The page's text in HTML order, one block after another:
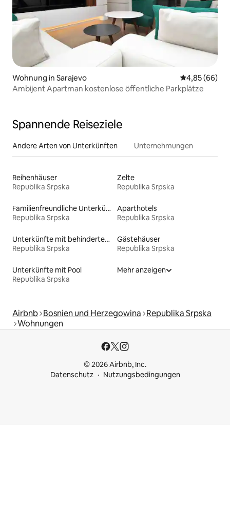
Wohnung in Sarajevo
4,85 (66)
Ambijent Apartman kostenlose öffentliche Parkplätze
Spannende Reiseziele
Andere Arten von Unterkünften Unternehmungen
Reihenhäuser
Republika Srpska
Zelte
Republika Srpska
Familienfreundliche Unterkünfte
Republika Srpska
Aparthotels
Republika Srpska
Unterkünfte mit behindertengerechtem Bett
Republika Srpska
Gästehäuser
Republika Srpska
Unterkünfte mit Pool
Republika Srpska
Mehr anzeigen
Airbnb Bosnien und Herzegowina Republika Srpska
Wohnungen
© 2026 Airbnb, Inc.
Datenschutz
Nutzungsbedingungen